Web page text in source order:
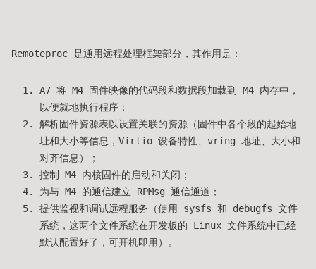
Remoteproc 是通用远程处理框架部分，其作用是：
A7 将 M4 固件映像的代码段和数据段加载到 M4 内存中，
以便就地执行程序；
解析固件资源表以设置关联的资源（固件中各个段的起始地
址和大小等信息，Virtio 设备特性、vring 地址、大小和
对齐信息）；
控制 M4 内核固件的启动和关闭；
为与 M4 的通信建立 RPMsg 通信通道；
提供监视和调试远程服务（使用 sysfs 和 debugfs 文件
系统，这两个文件系统在开发板的 Linux 文件系统中已经
默认配置好了，可开机即用）。